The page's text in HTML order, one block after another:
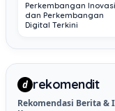
Perkembangan
dan Perkembangan
Digital Terkini
d rekomendit
Rekomendasi Berita &